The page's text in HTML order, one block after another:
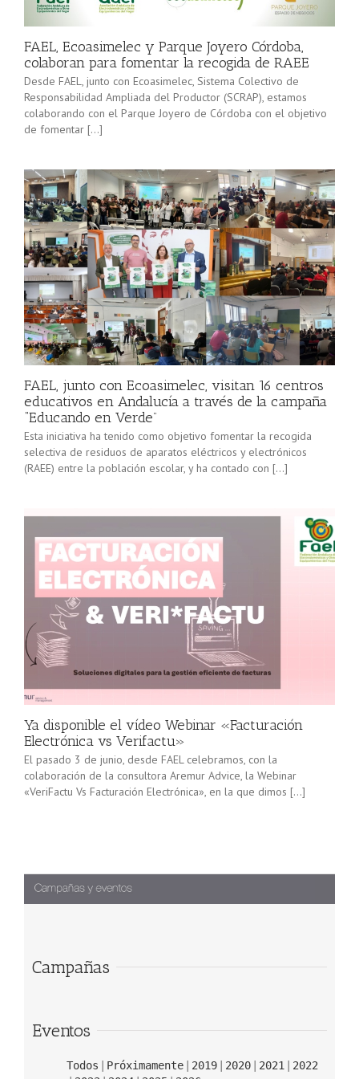
minorista”
(convocatoria
2025), pone
en marcha a
Sevilla junto
[…]
FAEL, Ecoasimelec y Parque Joyero Córdoba,
colaboran para fomentar la recogida de RAEE
Desde FAEL, junto con Ecoasimelec, Sistema Colectivo de
Responsabilidad Ampliada del Productor (SCRAP), estamos
colaborando con el Parque Joyero de Córdoba con el objetivo
de fomentar […]
FAEL, junto con Ecoasimelec, visitan 16 centros
educativos en Andalucía a través de la campaña
“Educando en Verde”
Esta iniciativa ha tenido como objetivo fomentar la recogida
selectiva de residuos de aparatos eléctricos y electrónicos
(RAEE) entre la población escolar, y ha contado con […]
Ya disponible el vídeo Webinar «Facturación
Electrónica vs Verifactu»
El pasado 3 de junio, desde FAEL celebramos, con la
colaboración de la consultora Aremur Advice, la Webinar
«VeriFactu Vs Facturación Electrónica», en la que dimos […]
Campañas
Eventos
Todos Próximamente 2019 2020 2021
2022